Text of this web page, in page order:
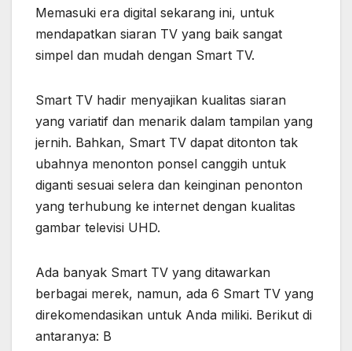
Memasuki era digital sekarang ini, untuk
mendapatkan siaran TV yang baik sangat
simpel dan mudah dengan Smart TV.
Smart TV hadir menyajikan kualitas siaran
yang variatif dan menarik dalam tampilan yang
jernih. Bahkan, Smart TV dapat ditonton tak
ubahnya menonton ponsel canggih untuk
diganti sesuai selera dan keinginan penonton
yang terhubung ke internet dengan kualitas
gambar televisi UHD.
Ada banyak Smart TV yang ditawarkan
berbagai merek, namun, ada 6 Smart TV yang
direkomendasikan untuk Anda miliki. Berikut di
antaranya: B